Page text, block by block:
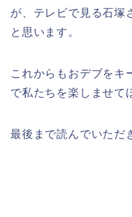
が、テレビで見る石塚
と思います。
これからもおデブをキ
で私たちを楽しませて
最後まで読んでいただ